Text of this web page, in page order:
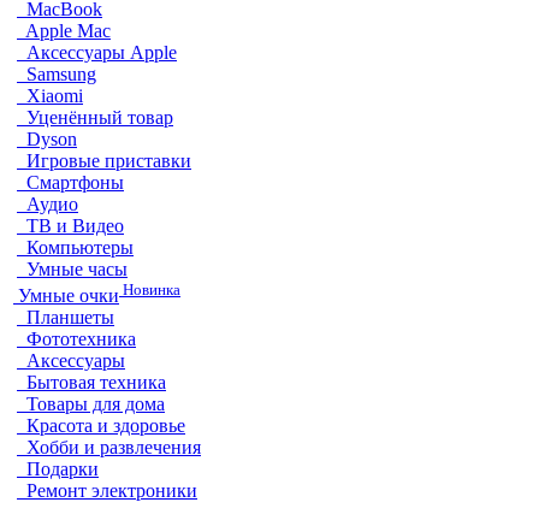
MacBook
Apple Mac
Аксессуары Apple
Samsung
Xiaomi
Уценённый товар
Dyson
Игровые приставки
Смартфоны
Аудио
ТВ и Видео
Компьютеры
Умные часы
Умные очки Новинка
Планшеты
Фототехника
Аксессуары
Бытовая техника
Товары для дома
Красота и здоровье
Хобби и развлечения
Подарки
Ремонт электроники